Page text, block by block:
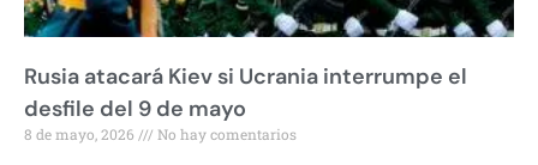
Rusia atacará Kiev si Ucrania interrumpe el
desfile del 9 de mayo
8 de mayo, 2026 No hay comentarios